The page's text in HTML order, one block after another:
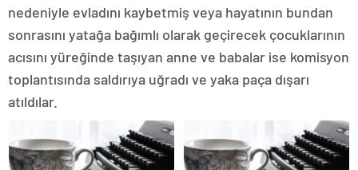
nedeniyle evladını kaybetmiş veya hayatının bundan
sonrasını yatağa bağımlı olarak geçirecek çocuklarının
acısını yüreğinde taşıyan anne ve babalar ise komisyon
toplantısında saldırıya uğradı ve yaka paça dışarı
atıldılar.